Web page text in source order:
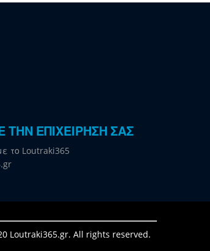
ΕΠΙΧΕΙΡΗΣΗ ΣΑΣ
το Loutraki365
Loutraki365.gr. All rights reserved.